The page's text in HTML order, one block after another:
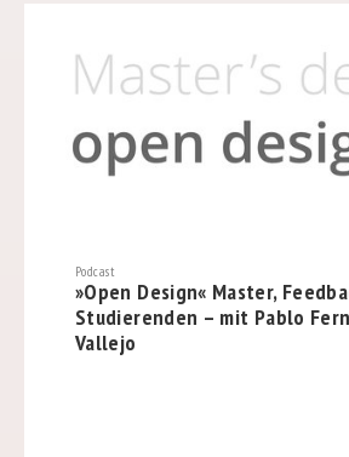
Podcast
»Open Design« Master,
Studierenden – mit Pablo
Vallejo